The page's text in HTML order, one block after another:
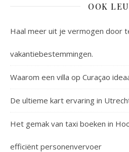
OOK
Haal meer uit je vermogen door
vakantiebestemmingen.
Waarom een villa op Curaçao
De ultieme kart ervaring in
Het gemak van taxi boeken in
efficiënt personenvervoer